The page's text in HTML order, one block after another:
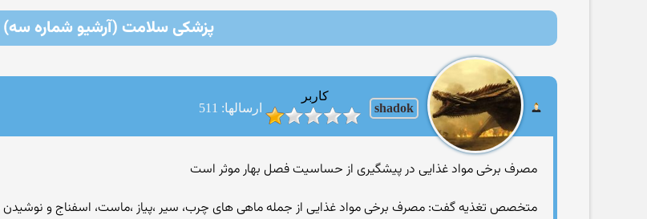
پزشکی سلامت (آرشیو شماره سه)
shadok
کاربر
ارسالها: 511
مصرف برخی مواد غذایی در پیشگیری از حساسیت فصل بهار موثر است
متخصص تغذیه گفت: مصرف برخی مواد غذایی از جمله ماهی های چرب، سیر ،پیاز ،ماست، اسفناج و